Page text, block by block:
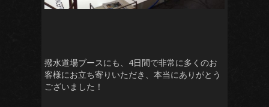
撥水道場ブースにも、4日間で非常に多くのお
客様にお立ち寄りいただき、本当にありがとう
ございました！